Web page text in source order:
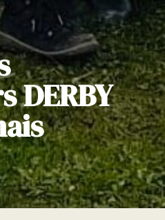
DERBY